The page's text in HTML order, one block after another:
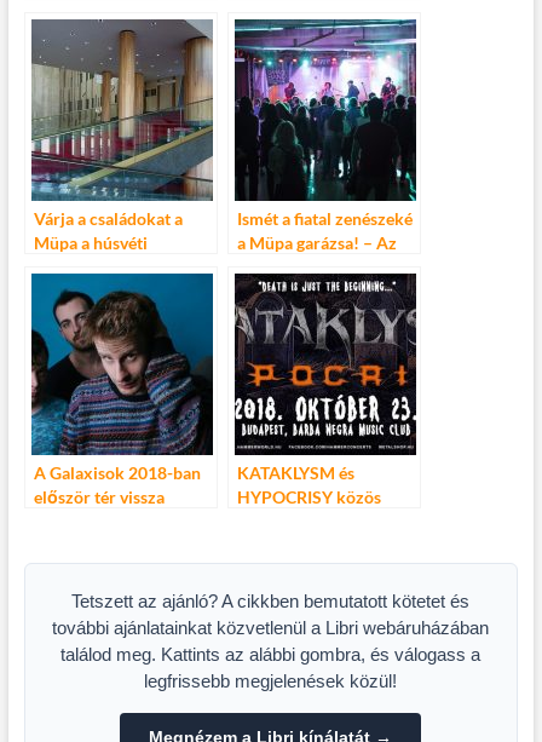
Miller és Charlotte
Gainsbourg is érkezik
Müpa
Várja a családokat a
Müpa a húsvéti
Ismét a fiatal zenészeké
a Müpa garázsa! – Az
Fesztivál házigazdája a
Firkin lesz
A Galaxisok 2018-ban
először tér vissza
KATAKLYSM és
HYPOCRISY közös
Tetszett az ajánló? A cikkben bemutatott kötetet és
további ajánlatainkat közvetlenül a Libri webáruházában
találod meg. Kattints az alábbi gombra, és válogass a
legfrissebb megjelenések közül!
Megnézem a Libri kínálatát →